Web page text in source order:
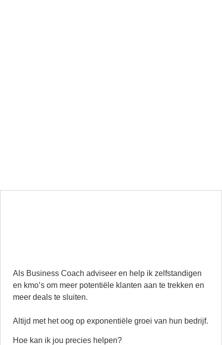
Als Business Coach adviseer en help ik zelfstandigen
en kmo’s om meer potentiële klanten aan te trekken en
meer deals te sluiten.
Altijd met het oog op exponentiële groei van hun bedrijf.
Hoe kan ik jou precies helpen?